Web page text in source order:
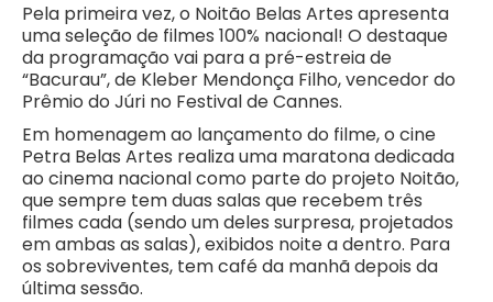
Pela primeira vez, o Noitão Belas Artes apresenta
uma seleção de filmes 100% nacional! O destaque
da programação vai para a pré-estreia de
“Bacurau”, de Kleber Mendonça Filho, vencedor do
Prêmio do Júri no Festival de Cannes.
Em homenagem ao lançamento do filme, o cine
Petra Belas Artes realiza uma maratona dedicada
ao cinema nacional como parte do projeto Noitão,
que sempre tem duas salas que recebem três
filmes cada (sendo um deles surpresa, projetados
em ambas as salas), exibidos noite a dentro. Para
os sobreviventes, tem café da manhã depois da
última sessão.